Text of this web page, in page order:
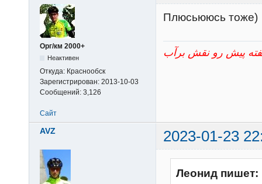
Орг/км 2000+
Неактивен
Откуда: Краснообск
Зарегистрирован: 2013-10-03
Сообщений: 3,126
Плюсьююсь тоже)
Сайт
AVZ 2023-01-23
Леонид пишет: